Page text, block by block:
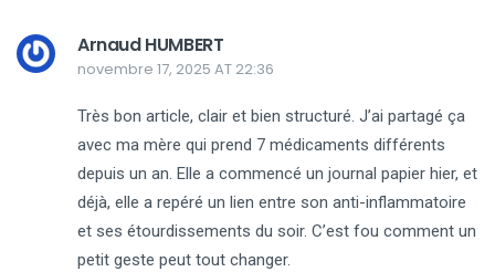
Arnaud HUMBERT
novembre 17, 2025 AT 22:36
Très bon article, clair et bien structuré. J’ai partagé ça
avec ma mère qui prend 7 médicaments différents
depuis un an. Elle a commencé un journal papier hier, et
déjà, elle a repéré un lien entre son anti-inflammatoire
et ses étourdissements du soir. C’est fou comment un
petit geste peut tout changer.